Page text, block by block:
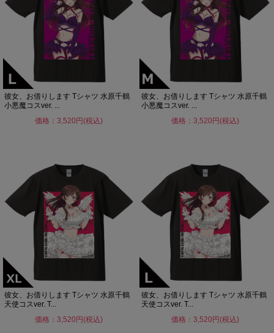
彼女、お借りします Tシャツ 水原千鶴
小悪魔コスver. ...
価格：3,520円(税込)
彼女、お借りします Tシャツ 水原千鶴
小悪魔コスver. ...
価格：3,520円(税込)
彼女、お借りします Tシャツ 水原千鶴
天使コスver. T...
価格：3,520円(税込)
彼女、お借りします Tシャツ 水原千鶴
天使コスver. T...
価格：3,520円(税込)